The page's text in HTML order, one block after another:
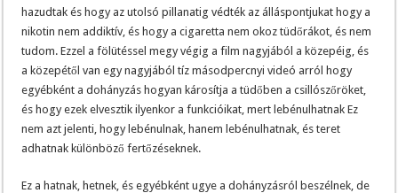
hazudtak és hogy az utolsó pillanatig védték az álláspontjukat hogy a
nikotin nem addiktív, és hogy a cigaretta nem okoz tüdőrákot, és nem
tudom. Ezzel a fölütéssel megy végig a film nagyjából a közepéig, és
a közepétől van egy nagyjából tíz másodpercnyi videó arról hogy
egyébként a dohányzás hogyan károsítja a tüdőben a csillószőröket,
és hogy ezek elvesztik ilyenkor a funkcióikat, mert lebénulhatnak Ez
nem azt jelenti, hogy lebénulnak, hanem lebénulhatnak, és teret
adhatnak különböző fertőzéseknek.
Ez a hatnak, hetnek, és egyébként ugye a dohányzásról beszélnek, de